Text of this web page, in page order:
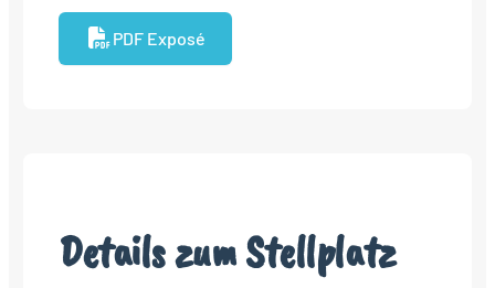
PDF Exposé
Details zum Stellplatz